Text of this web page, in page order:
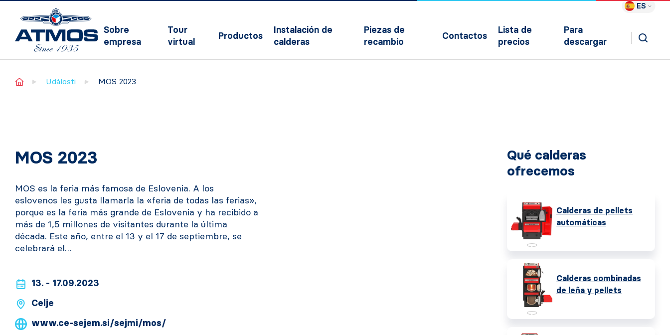
ES
Sobre
empresa
Tour
virtual
Productos
Instalación de
calderas
Piezas de
recambio
Contactos
Lista de
precios
Para
descargar
Home Události MOS 2023
MOS 2023
MOS es la feria más famosa de Eslovenia. A los
eslovenos les gusta llamarla la «feria de todas las ferias»,
porque es la feria más grande de Eslovenia y ha recibido a
más de 1,5 millones de visitantes durante la última
década. Este año, entre el 13 y el 17 de septiembre, se
celebrará el…
13. - 17.09.2023
Celje
www.ce-sejem.si/sejmi/mos/
Qué calderas
ofrecemos
Calderas de pellets
automáticas
Calderas combinadas
de leña y pellets